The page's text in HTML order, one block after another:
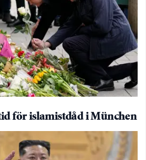
för islamistdåd i München